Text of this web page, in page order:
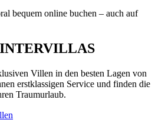
Villen in den besten Lagen von
erstklassigen Service und finden die
Traumurlaub.